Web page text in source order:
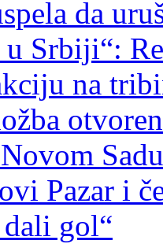
da
u Srbiji“:
na
Sadu
Pazar i
gol“